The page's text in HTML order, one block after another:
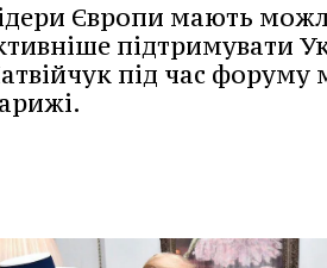
Європи мають
підтримувати
під час форуму